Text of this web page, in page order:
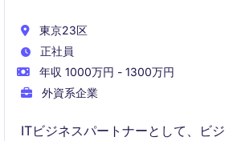
東京23区
正社員
年収 1000万円 - 1300万円
外資系企業
ITビジネスパートナーとして、ビ